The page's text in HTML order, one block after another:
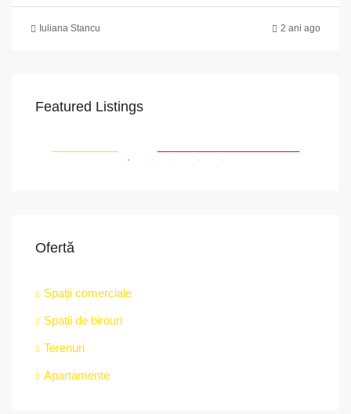
Iuliana Stancu 2 ani ago
Featured Listings
PROPRIETATEA A FOST ÎNCHIRIATĂ
Ofertă
Spații comerciale
Spații de birouri
Terenuri
Apartamente